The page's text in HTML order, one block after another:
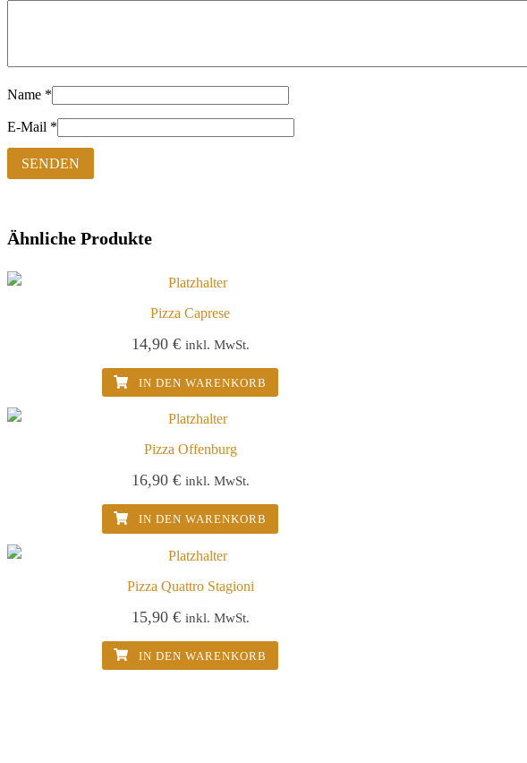
Name *
E-Mail *
Ähnliche Produkte
Pizza Caprese
14,90 € inkl. MwSt.
IN DEN WARENKORB
Pizza Offenburg
16,90 € inkl. MwSt.
IN DEN WARENKORB
Pizza Quattro Stagioni
15,90 € inkl. MwSt.
IN DEN WARENKORB